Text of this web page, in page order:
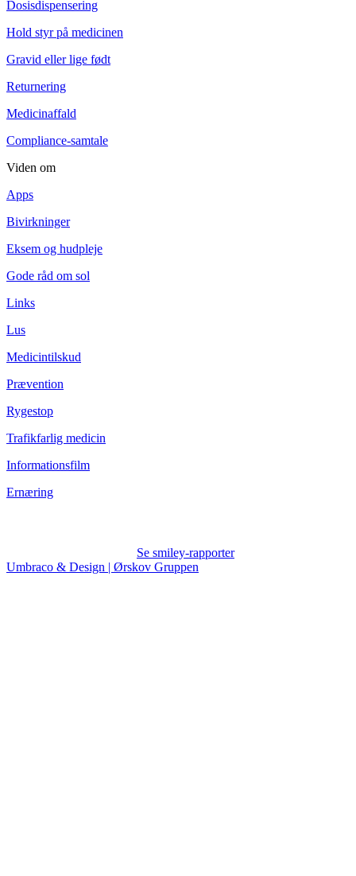
Dosisdispensering
Hold styr på medicinen
Gravid eller lige født
Returnering
Medicinaffald
Compliance-samtale
Viden om
Apps
Bivirkninger
Eksem og hudpleje
Gode råd om sol
Links
Lus
Medicintilskud
Prævention
Rygestop
Trafikfarlig medicin
Informationsfilm
Ernæring
Se smiley-rapporter
Umbraco & Design | Ørskov Gruppen